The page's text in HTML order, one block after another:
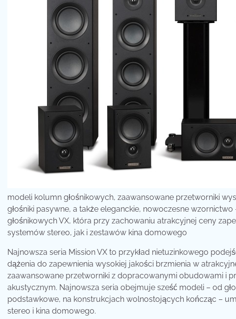
modeli kolumn głośnikowych, zaawansowane przetworniki
głośniki pasywne, a także eleganckie, nowoczesne
głośnikowych VX, która przy zachowaniu atrakcyjnej ceny
systemów stereo, jak i zestawów kina domowego
Najnowsza seria Mission VX to przykład nietuzinkowego
dążenia do zapewnienia wysokiej jakości brzmienia w
zaawansowane przetworniki z dopracowanymi obudowami i
akustycznym. Najnowsza seria obejmuje sześć modeli – od
podstawkowe, na konstrukcjach wolnostojących kończąc –
stereo i kina domowego.